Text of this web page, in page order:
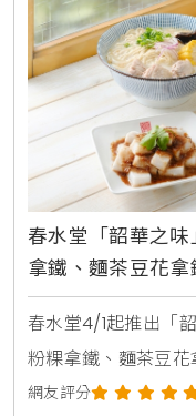
春水堂「韶華之
拿鐵、麵茶豆花
蘿蔔糕、膠原雞
春水堂4/1起推出「
粉粿拿鐵、麵茶豆花
蔔糕、膠原雞湯麵、
網友評分